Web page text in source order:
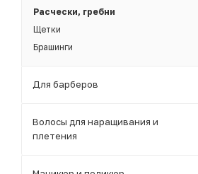
Расчески, гребни
Щетки
Брашинги
Для барберов
Волосы для наращивания и
плетения